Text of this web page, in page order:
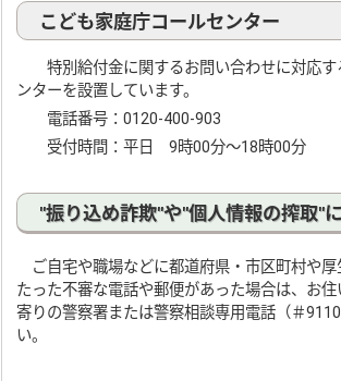
こども家庭庁コールセンター
特別給付金に関するお問い合わせに対応す
ンターを設置しています。
電話番号：0120-400-903
受付時間：平日 9時00分～18時00分
"振り込め詐欺"や"個人情報の搾取"
ご自宅や職場などに都道府県・市区町村や厚
たった不審な電話や郵便があった場合は、お
寄りの警察署または警察相談専用電話（＃
い。